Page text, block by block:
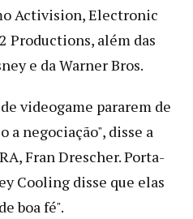
Activision, Electronic
Productions, além das
e da Warner Bros.
videogame pararem de
a negociação", disse a
Fran Drescher. Porta-
Cooling disse que elas
boa fé".